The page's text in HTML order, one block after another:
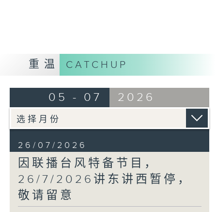
重温 CATCHUP
05 - 07 2026
26/07/2026
因联播台风特备节目，
26/7/2026讲东讲西暂停，
敬请留意